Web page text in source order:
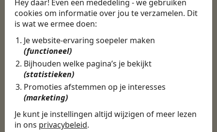
Hey daar! Even een mededeling - we gebruiken
cookies om informatie over jou te verzamelen. Dit
is wat we ermee doen:
Je website-ervaring soepeler maken
(functioneel)
Bijhouden welke pagina’s je bekijkt
(statistieken)
Promoties afstemmen op je interesses
(marketing)
Je kunt je instellingen altijd wijzigen of meer lezen
in ons privacybeleid.
nieuwe baan bij
CBEE
Door Swipe4Work heb ik op een hele
makkelijke, laagdrempelige manier eigenlijk
een hele leuke nieuwe baan gevonden. Met heel
veel nieuwe uitdagingen!
Martijn
Certinia Consultant